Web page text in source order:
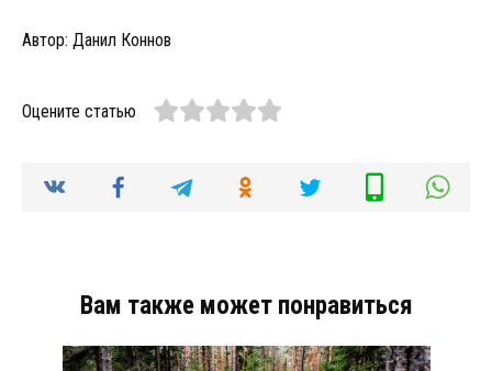
Автор: Данил Коннов
Оцените статью
Вам также может понравиться